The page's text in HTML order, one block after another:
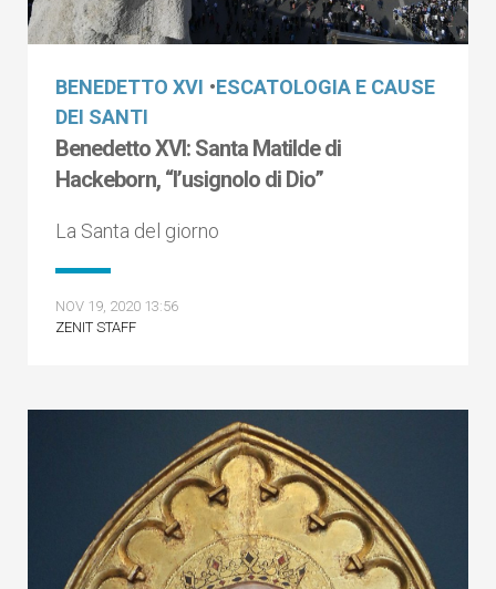
BENEDETTO XVI •ESCATOLOGIA E CAUSE
DEI SANTI
Benedetto XVI: Santa Matilde di
Hackeborn, “l’usignolo di Dio”
La Santa del giorno
NOV 19, 2020 13:56
ZENIT STAFF